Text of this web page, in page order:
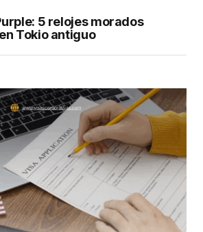
5 relojes morados
Tokio antiguo